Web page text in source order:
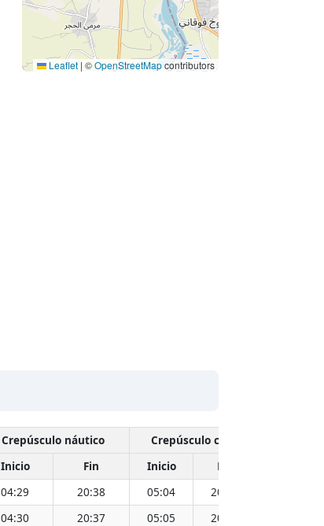
Leaflet | ©OpenStreetMapcontributors
Crepúsculo náutico
Crepúsculo civil
Inicio Fin Inicio Fin
04:29 20:38 05:04 20:03
04:30 20:37 05:05 20:02